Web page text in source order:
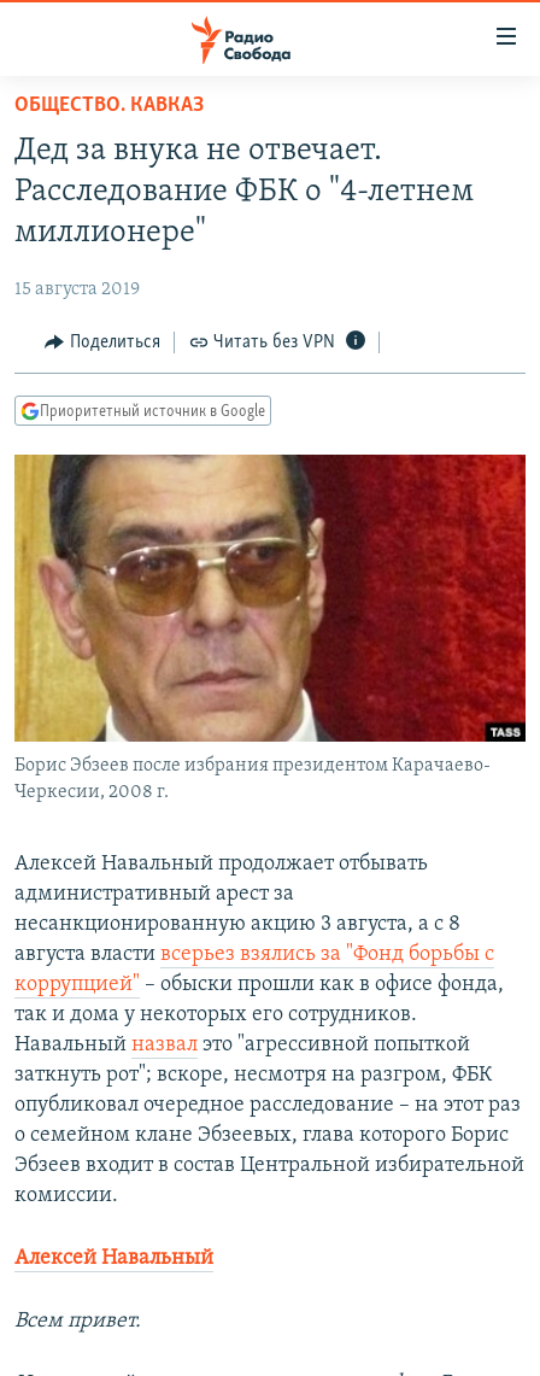
упрощенного
доступа
Вернуться
основному
Вернутся
Вернутся
поиску
ПОДКАСТЫ
АВТОРСКИЕ ПРОЕКТЫ
МНЕНИЯ
КУЛЬТУРА
КАВКАЗ.РЕАЛИИ
СЕВЕР.РЕАЛИИ
СИБИРЬ.РЕАЛИИ
РАСПИСАНИЕ ВЕЩАНИЯ
ПОДПИШИТЕСЬ НА РАССЫЛКУ
СОЦИАЛЬНЫЕ СЕТИ
ОБЩЕСТВО. КАВКАЗ
Дед за внука не отвечает.
Расследование ФБК о "4-летнем
миллионере"
15 августа 2019
Поделиться Читать без VPN
Приоритетный источник в Google
Борис Эбзеев после избрания президентом Карачаево-
Черкесии, 2008 г.
Алексей Навальный продолжает отбывать
административный арест за
несанкционированную акцию 3 августа, а с 8
августа власти всерьез взялись за "Фонд борьбы с
коррупцией" – обыски прошли как в офисе фонда,
так и дома у некоторых его сотрудников.
Навальный назвал это "агрессивной попыткой
заткнуть рот"; вскоре, несмотря на разгром, ФБК
опубликовал очередное расследование – на этот раз
о семейном клане Эбзеевых, глава которого Борис
Эбзеев входит в состав Центральной избирательной
комиссии.
Алексей Навальный
Всем привет.